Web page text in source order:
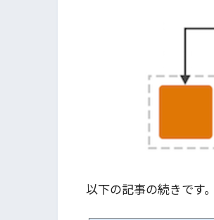
以下の記事の続きです。